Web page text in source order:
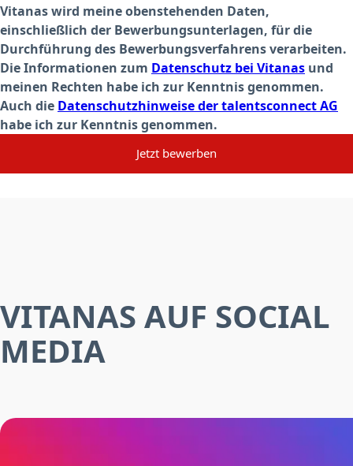
Vitanas wird meine obenstehenden Daten,
einschließlich der Bewerbungsunterlagen, für die
Durchführung des Bewerbungsverfahrens verarbeiten.
Die Informationen zum Datenschutz bei Vitanas und
meinen Rechten habe ich zur Kenntnis genommen.
Auch die Datenschutzhinweise der talentsconnect AG
habe ich zur Kenntnis genommen.
Jetzt bewerben
VITANAS AUF SOCIAL
MEDIA